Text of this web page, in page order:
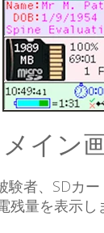
メイン
験者、SDカ
残量を表示し